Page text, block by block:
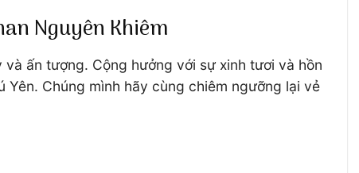
Nguyên Khiêm
ấn tượng. Cộng hưởng với sự xinh tươi và hồn
Chúng mình hãy cùng chiêm ngưỡng lại vẻ